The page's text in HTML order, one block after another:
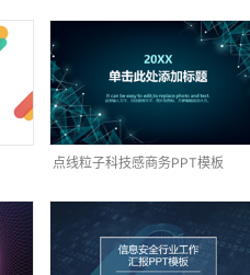
点线粒子科技感商务PPT模板